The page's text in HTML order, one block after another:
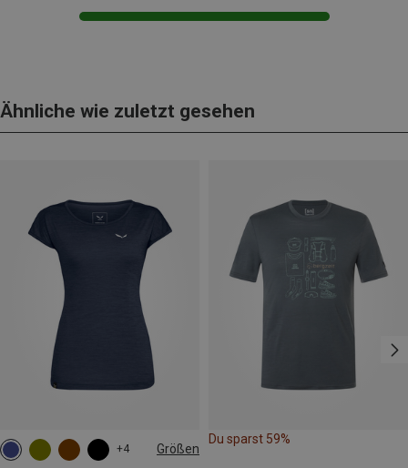
Ähnliche wie zuletzt gesehen
+4 Größen
M L XL XXL
Du sparst 59%